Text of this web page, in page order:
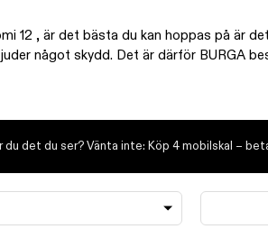
12 , är det bästa du kan hoppas på är
något skydd. Det är därför BURGA
du det du ser? Vänta inte: Köp 4 mobilskal –